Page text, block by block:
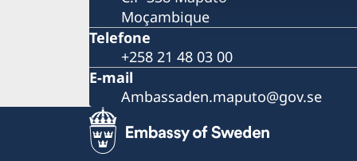
Moçambique
Telefone
+258 21 48 03 00
E-mail
Ambassaden.maputo@gov.se